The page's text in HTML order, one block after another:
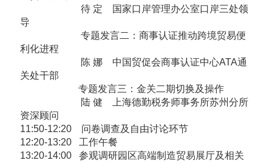
待 定 国家口岸管理办公室口岸三处领
导
专题发言二：商事认证推动跨境贸易便
利化进程
陈 娜 中国贸促会商事认证中心ATA通
关处干部
专题发言三：金关二期切换及操作
陆 健 上海德勤税务师事务所苏州分所
资深顾问
11:50-12:20 问卷调查及自由讨论环节
12:20-13:20 工作午餐
13:20-14:00 参观调研园区高端制造贸易展厅及相关